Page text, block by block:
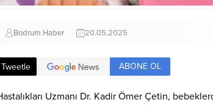
Bodrum Haber 20.05.2025
Tweetle ABONE OL
Uzmanı Dr. Kadir Ömer Çetin,